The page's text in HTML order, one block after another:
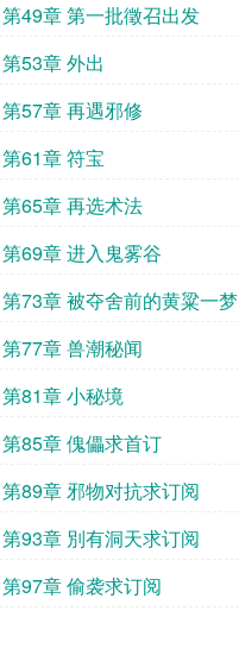
第49章 第一批徵召出发
第53章 外出
第57章 再遇邪修
第61章 符宝
第65章 再选术法
第69章 进入鬼雾谷
第73章 被夺舍前的黄粱一梦
第77章 兽潮秘闻
第81章 小秘境
第85章 傀儡求首订
第89章 邪物对抗求订阅
第93章 別有洞天求订阅
第97章 偷袭求订阅